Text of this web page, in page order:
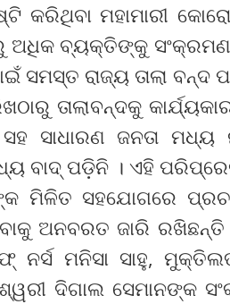
କରିଥିବା ମହାମାରୀ
ଅଧିକ ବ୍ୟକ୍ତିଙ୍କୁ
ସମସ୍ତ ରାଜ୍ୟ ତାଲା
ତାଲାବନ୍ଦକୁ
ସାଧାରଣ ଜନତା ମଧ୍ୟ
ବାଦ୍ ପଡ଼ିନି । ଏହି
ମିଳିତ ସହଯୋଗରେ
ଅନବରତ ଜାରି
ମନିସା ସାହୁ,
ଦିଗାଲ ସେମାନଙ୍କ